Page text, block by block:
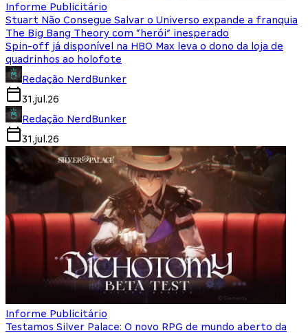
Informe Publicitário
Stuart Não Consegue Salvar o Universo expande a franquia
The Big Bang Theory com “herói” inesperado
Spin-off já disponível na HBO Max leva o dono da loja de
quadrinhos ao holofote
Redação NerdBunker
31.jul.26
Redação NerdBunker
31.jul.26
Informe Publicitário
Testamos Silver Palace: O novo RPG de mundo aberto da